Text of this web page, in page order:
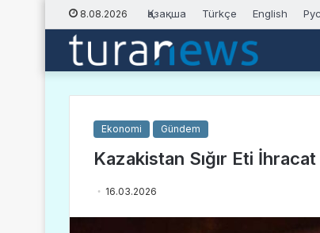
8.08.2026 Қазақша Türkçe English
Ekonomi Gündem
Kazakistan Sığır Eti
16.03.2026